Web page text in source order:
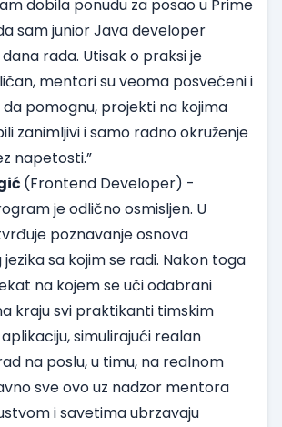
dobila ponudu za posao u Prime
sam junior Java developer
rada. Utisak o praksi je
mentori su veoma posvećeni i
pomognu, projekti na kojima
zanimljivi i samo radno okruženje
napetosti.”
(Frontend Developer) -
je odlično osmisljen. U
poznavanje osnova
sa kojim se radi. Nakon toga
na kojem se uči odabrani
kraju svi praktikanti timskim
simulirajući realan
na poslu, u timu, na realnom
sve ovo uz nadzor mentora
i savetima ubrzavaju